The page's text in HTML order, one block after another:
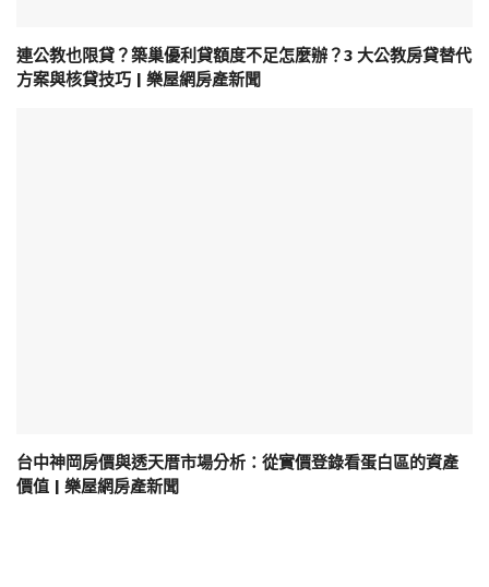
連公教也限貸？築巢優利貸額度不足怎麼辦？3 大公教房貸替代
方案與核貸技巧 | 樂屋網房產新聞
台中神岡房價與透天厝市場分析：從實價登錄看蛋白區的資產
價值 | 樂屋網房產新聞